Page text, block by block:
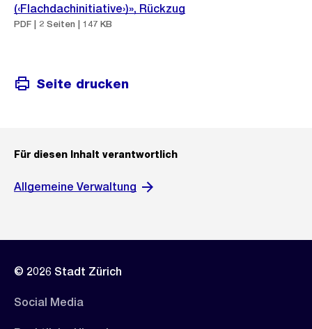
(‹Flachdachinitiative›)», Rückzug
PDF | 2 Seiten | 147 KB
Seite drucken
Für diesen Inhalt verantwortlich
Allgemeine Verwaltung
© 2026 Stadt Zürich
Social Media